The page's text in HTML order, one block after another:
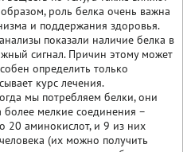
роль белка очень важна
и поддержания здоровья.
показали наличие белка в
сигнал. Причин этому может
определить только
курс лечения.
мы потребляем белки, они
более мелкие соединения –
20 аминокислот, и 9 из них
(их можно получить